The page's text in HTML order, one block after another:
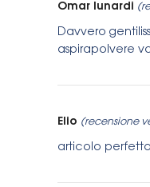
Omar lunardi
Davvero
aspirapolvere
Elio (recensione
articolo